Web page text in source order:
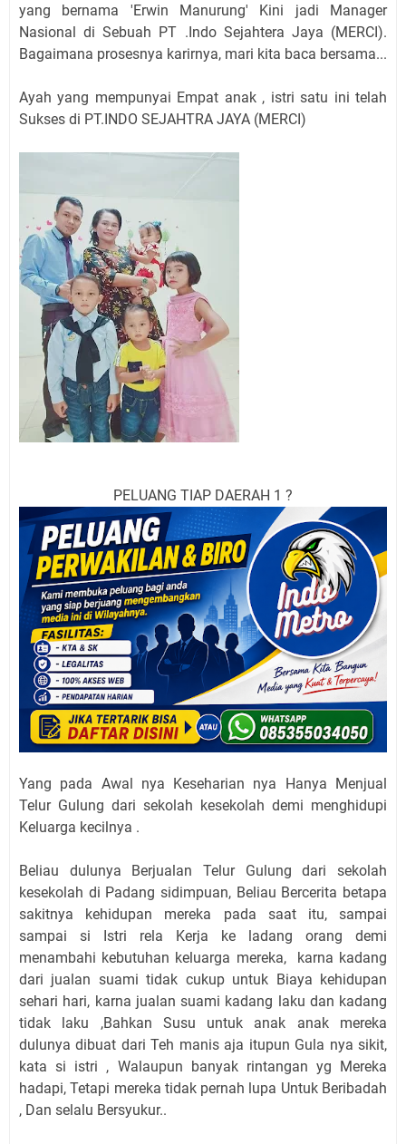
yang bernama 'Erwin Manurung' Kini jadi Manager
Nasional di Sebuah PT .Indo Sejahtera Jaya (MERCI).
Bagaimana prosesnya karirnya, mari kita baca bersama...
Ayah yang mempunyai Empat anak , istri satu ini telah
Sukses di PT.INDO SEJAHTRA JAYA (MERCI)
PELUANG TIAP DAERAH 1 ?
Yang pada Awal nya Keseharian nya Hanya Menjual
Telur Gulung dari sekolah kesekolah demi menghidupi
Keluarga kecilnya .
Beliau dulunya Berjualan Telur Gulung dari sekolah
kesekolah di Padang sidimpuan, Beliau Bercerita betapa
sakitnya kehidupan mereka pada saat itu, sampai
sampai si Istri rela Kerja ke ladang orang demi
menambahi kebutuhan keluarga mereka, karna kadang
dari jualan suami tidak cukup untuk Biaya kehidupan
sehari hari, karna jualan suami kadang laku dan kadang
tidak laku ,Bahkan Susu untuk anak anak mereka
dulunya dibuat dari Teh manis aja itupun Gula nya sikit,
kata si istri , Walaupun banyak rintangan yg Mereka
hadapi, Tetapi mereka tidak pernah lupa Untuk Beribadah
, Dan selalu Bersyukur..